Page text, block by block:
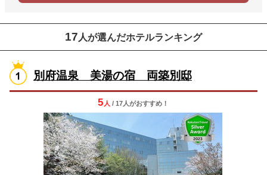
17 人が選んだホテルランキング
別府温泉 美湯の宿 両築別邸
5 人 / 17人がおすすめ！